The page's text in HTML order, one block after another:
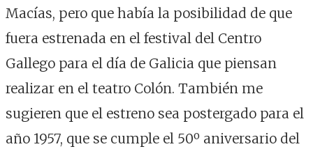
Macías, pero que había la posibilidad de que
fuera estrenada en el festival del Centro
Gallego para el día de Galicia que piensan
realizar en el teatro Colón. También me
sugieren que el estreno sea postergado para el
año 1957, que se cumple el 50º aniversario del